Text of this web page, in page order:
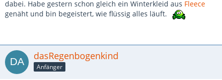
dabei. Habe gestern schon gleich ein Winterkleid aus Fleece
genäht und bin begeistert, wie flüssig alles läuft.
dasRegenbogenkind
Anfänger